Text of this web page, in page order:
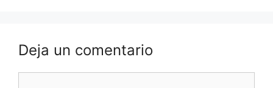
Deja un comentario